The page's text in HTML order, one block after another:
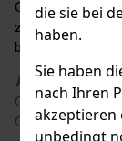
die sie bei
haben.
Sie haben
nach Ihren
akzeptieren
unbedingt
zudem den
beim
Adresse des
Group, s.r.o.,
CZ